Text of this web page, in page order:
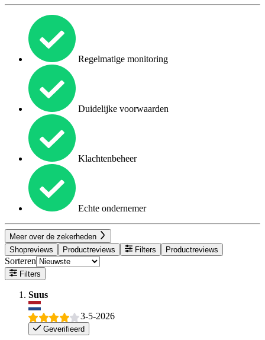
Regelmatige monitoring
Duidelijke voorwaarden
Klachtenbeheer
Echte ondernemer
Meer over de zekerheden
Shopreviews
Productreviews Filters Productreviews
Sorteren
Filters
Suus
3-5-2026
Geverifieerd